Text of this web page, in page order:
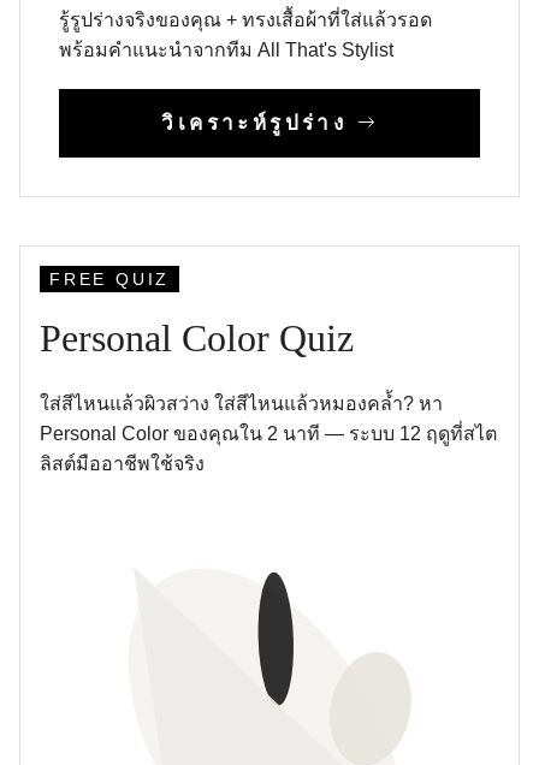
รู้รูปร่างจริงของคุณ + ทรงเสื้อผ้าที่ใส่แล้วรอด
พร้อมคำแนะนำจากทีม All That's Stylist
วิเคราะห์รูปร่าง
FREE QUIZ
Personal Color Quiz
ใส่สีไหนแล้วผิวสว่าง ใส่สีไหนแล้วหมองคล้ำ? หา
Personal Color ของคุณใน 2 นาที — ระบบ 12 ฤดูที่สไต
ลิสต์มืออาชีพใช้จริง